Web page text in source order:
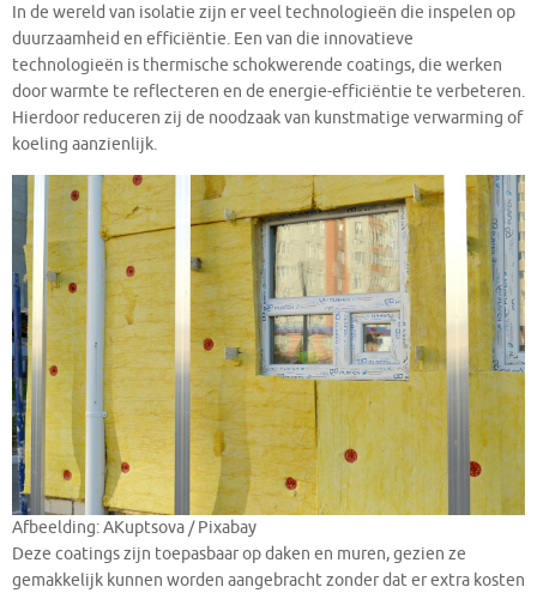
In de wereld van isolatie zijn er veel technologieën die inspelen op
duurzaamheid en efficiëntie. Een van die innovatieve
technologieën is thermische schokwerende coatings, die werken
door warmte te reflecteren en de energie-efficiëntie te verbeteren.
Hierdoor reduceren zij de noodzaak van kunstmatige verwarming of
koeling aanzienlijk.
Afbeelding: AKuptsova / Pixabay
Deze coatings zijn toepasbaar op daken en muren, gezien ze
gemakkelijk kunnen worden aangebracht zonder dat er extra kosten